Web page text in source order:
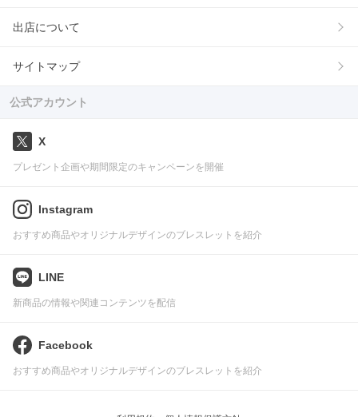
出店について
サイトマップ
公式アカウント
X
プレゼント企画や期間限定のキャンペーンを開催
Instagram
おすすめ商品やオリジナルデザインのブレスレットを紹介
LINE
新商品の情報や関連コンテンツを配信
Facebook
おすすめ商品やオリジナルデザインのブレスレットを紹介